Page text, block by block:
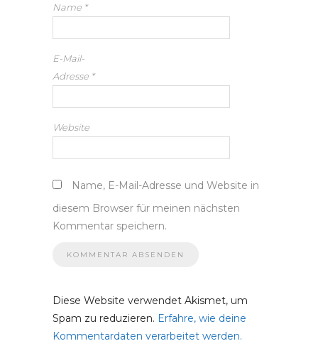
Name *
E-Mail-
Adresse *
Website
Name, E-Mail-Adresse und Website in
diesem Browser für meinen nächsten
Kommentar speichern.
Diese Website verwendet Akismet, um
Spam zu reduzieren. Erfahre, wie deine
Kommentardaten verarbeitet werden.